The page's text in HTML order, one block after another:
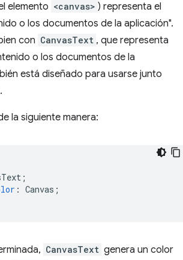
elemento <canvas> ) representa el
o los documentos de la aplicación".
con CanvasText , que representa
o los documentos de la
está diseñado para usarse junto
la siguiente manera:
;
: Canvas ;
CanvasText genera un color